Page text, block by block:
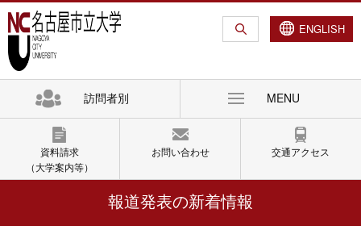
グ
ロ
バ
シ
ン
本
文
ロ
ー
ル
ョ
へ
フ
ッ
ー
ENGLISH
訪問者別 MENU
資料請求
（大学案内等）
お問い合わせ 交通アクセス
報道発表の新着情報